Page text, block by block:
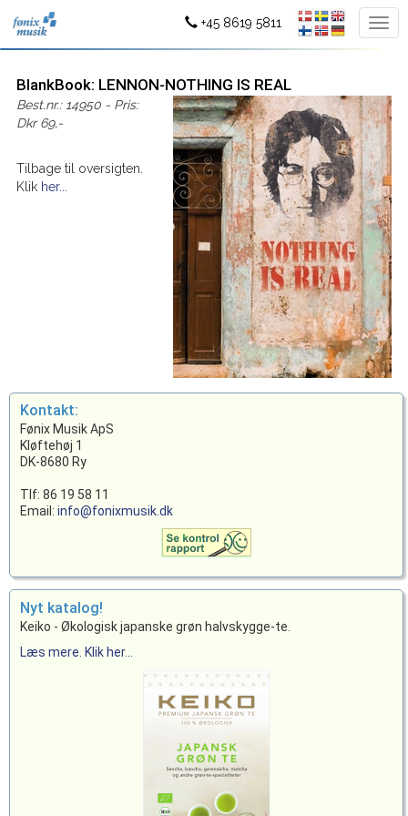
+45 8619 5811
BlankBook: LENNON-NOTHING IS REAL
Best.nr.: 14950 - Pris:
Dkr 69,-
Tilbage til oversigten.
Klik her...
Kontakt:
Fønix Musik ApS
Kløftehøj 1
DK-8680 Ry
Tlf: 86 19 58 11
Email: info@fonixmusik.dk
Nyt katalog!
Keiko - Økologisk japanske grøn halvskygge-te.
Læs mere. Klik her...